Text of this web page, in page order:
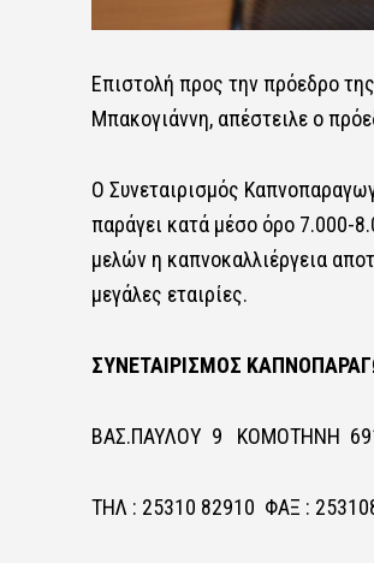
Επιστολή προς την πρόεδρο
Μπακογιάννη, απέστειλε ο
Ο Συνεταιρισμός
παράγει κατά μέσο όρο 7.000-
μελών η καπνοκαλλιέργεια
μεγάλες εταιρίες.
ΣΥΝΕΤΑΙΡΙΣΜΟΣ
ΒΑΣ.ΠΑΥΛΟΥ 9 ΚΟΜΟΤΗΝΗ
ΤΗΛ : 25310 82910 ΦΑΞ :